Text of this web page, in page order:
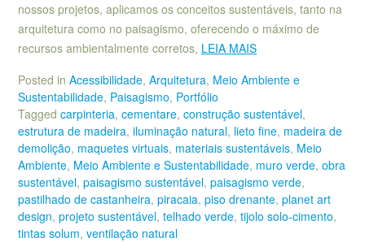
nossos projetos, aplicamos os conceitos sustentáveis, tanto na
arquitetura como no paisagismo, oferecendo o máximo de
recursos ambientalmente corretos, LEIA MAIS
Posted in Acessibilidade, Arquitetura, Meio Ambiente e
Sustentabilidade, Paisagismo, Portfólio
Tagged carpinteria, cementare, construção sustentável,
estrutura de madeira, iluminação natural, lieto fine, madeira de
demolição, maquetes virtuais, materiais sustentáveis, Meio
Ambiente, Meio Ambiente e Sustentabilidade, muro verde, obra
sustentável, paisagismo sustentável, paisagismo verde,
pastilhado de castanheira, piracaia, piso drenante, planet art
design, projeto sustentável, telhado verde, tijolo solo-cimento,
tintas solum, ventilação natural